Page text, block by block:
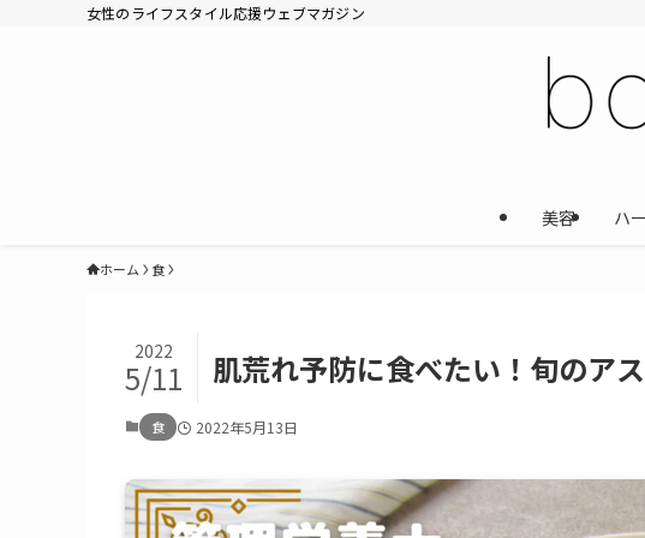
女性のライフスタイル応援ウェブマガジン
美容 ハ
ホーム 食
肌荒れ予防に食べたい！旬のア
2022
5/11
食 2022年5月13日